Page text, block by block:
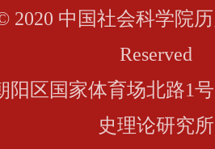
2020 中国社会科学院
Reserved
阳区国家体育场北路1
史理论研究所